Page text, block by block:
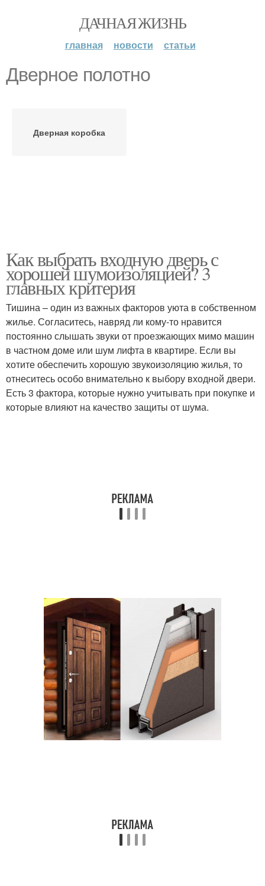
ДАЧНАЯ ЖИЗНЬ
главная новости статьи
Дверное полотно
Дверная коробка
Как выбрать входную дверь с
хорошей шумоизоляцией? 3
главных критерия
Тишина – один из важных факторов уюта в собственном
жилье. Согласитесь, навряд ли кому-то нравится
постоянно слышать звуки от проезжающих мимо машин
в частном доме или шум лифта в квартире. Если вы
хотите обеспечить хорошую звукоизоляцию жилья, то
отнеситесь особо внимательно к выбору входной двери.
Есть 3 фактора, которые нужно учитывать при покупке и
которые влияют на качество защиты от шума.